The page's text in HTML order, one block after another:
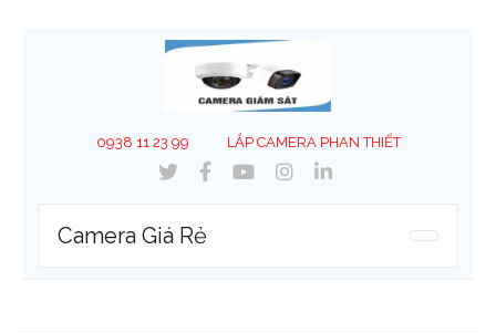
0938 11 23 99 LẮP CAMERA PHAN THIẾT
Camera Giá Rẻ